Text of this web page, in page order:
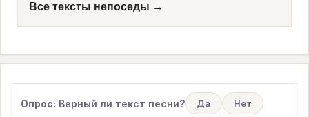
Все тексты непоседы →
Опрос: Верный ли текст песни? Да Нет